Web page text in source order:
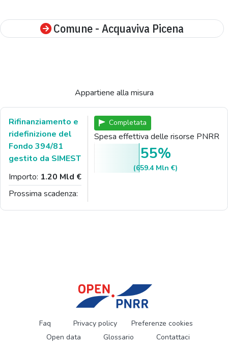
Comune - Acquaviva Picena
Appartiene alla misura
Rifinanziamento e
ridefinizione del
Fondo 394/81
gestito da SIMEST
Importo: 1.20 Mld €
Prossima scadenza:
Completata
Spesa effettiva delle risorse PNRR
55%
(659.4 Mln €)
Faq Privacy policy
Preferenze cookies
Open data
Glossario Contattaci